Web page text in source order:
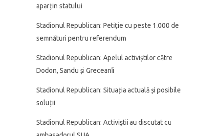
aparțin statului
Stadionul Republican: Petiție cu peste 1.000 de
semnături pentru referendum
Stadionul Republican: Apelul activiștilor către
Dodon, Sandu și Greceanîi
Stadionul Republican: Situația actuală și posibile
soluții
Stadionul Republican: Activiștii au discutat cu